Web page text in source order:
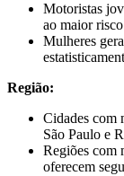
Motoristas
ao maior
Mulheres
Região:
Cidades com
São Paulo e
Regiões com
oferecem